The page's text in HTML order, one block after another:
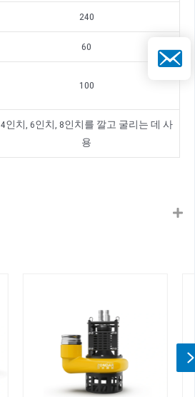
240
60
100
4인치, 6인치, 8인치를 깔고 굴리는 데 사
용
이메일